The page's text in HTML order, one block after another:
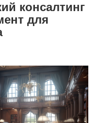
консалтинг
для